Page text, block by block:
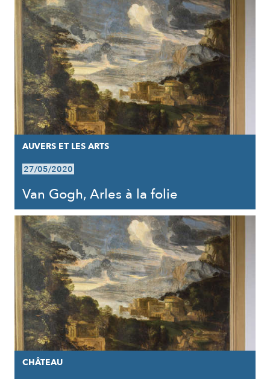
AUVERS ET LES ARTS
27/05/2020
Van Gogh, Arles à la folie
CHÂTEAU